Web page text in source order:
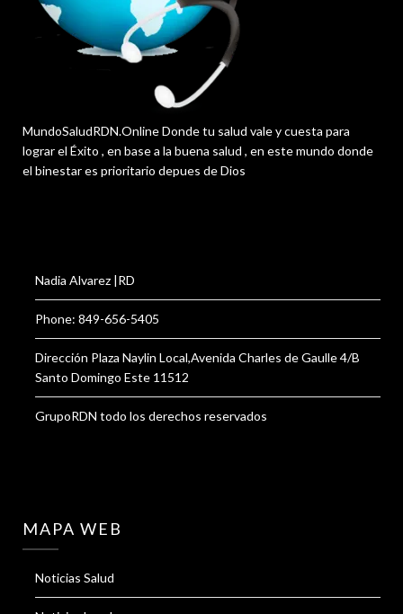
MundoSaludRDN.Online Donde tu salud vale y cuesta para
lograr el Éxito , en base a la buena salud , en este mundo donde
el binestar es prioritario depues de Dios
Nadia Alvarez |RD
Phone: 849-656-5405
Dirección Plaza Naylin Local,Avenida Charles de Gaulle 4/B
Santo Domingo Este 11512
GrupoRDN todo los derechos reservados
MAPA WEB
Noticias Salud